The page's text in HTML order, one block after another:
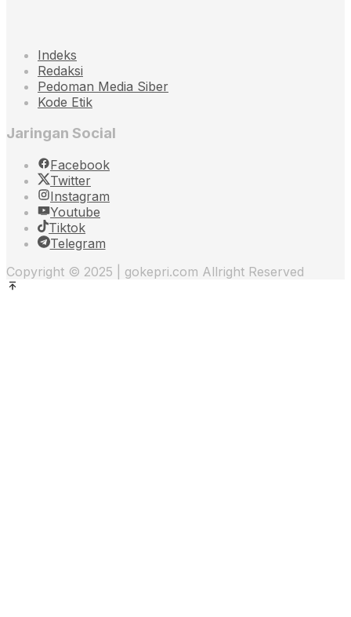
Indeks
Redaksi
Pedoman Media Siber
Kode Etik
Jaringan Social
Facebook
Twitter
Instagram
Youtube
Tiktok
Telegram
Copyright © 2025 | gokepri.com Allright Reserved